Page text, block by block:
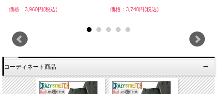
価格：3,960円(税込) 価格：3,740円(税込)
コーディネート商品